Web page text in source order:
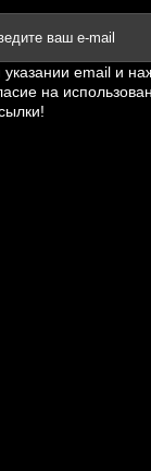
указании email и
на